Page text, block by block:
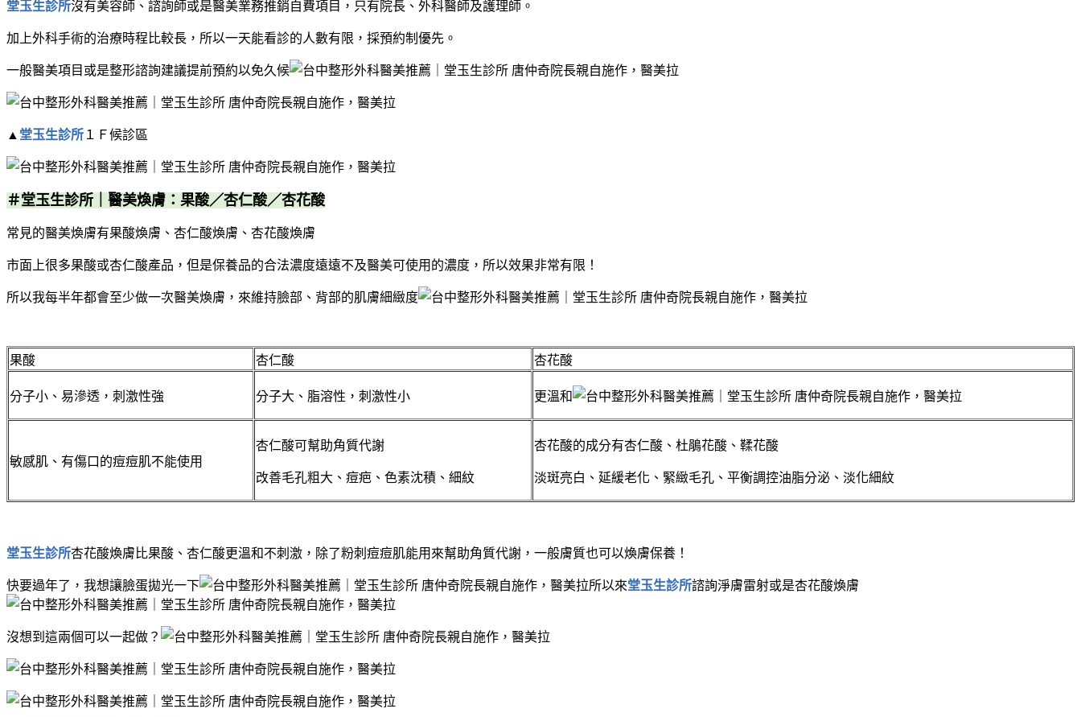
堂玉生診所沒有美容師、諮詢師或是醫美業務推銷自費項目，只有院長、外科醫師及護理師。
加上外科手術的治療時程比較長，所以一天能看診的人數有限，採預約制優先。
一般醫美項目或是整形諮詢建議提前預約以免久候
▲ 堂玉生診所 １Ｆ候診區
＃堂玉生診所｜醫美煥膚：果酸／杏仁酸／杏花酸
常見的醫美煥膚有果酸煥膚、杏仁酸煥膚、杏花酸煥膚
市面上很多果酸或杏仁酸產品，但是保養品的合法濃度遠遠不及醫美可使用的濃度，所以效果非常有限！
所以我每半年都會至少做一次醫美煥膚，來維持臉部、背部的肌膚細緻度
果酸 杏仁酸 杏花酸
分子小、易滲透，刺激性強 分子大、脂溶性，刺激性小 更溫和
敏感肌、有傷口的痘痘肌不能使用
杏仁酸可幫助角質代謝
改善毛孔粗大、痘疤、色素沈積、細紋
杏花酸的成分有杏仁酸、杜鵑花酸、鞣花酸
淡斑亮白、延緩老化、緊緻毛孔、平衡調控油脂分泌、淡化細紋
堂玉生診所杏花酸煥膚比果酸、杏仁酸更溫和不刺激，除了粉刺痘痘肌能用來幫助角質代謝，一般膚質也可以煥膚保養！
快要過年了，我想讓臉蛋拋光一下 所以來堂玉生診所諮詢淨膚雷射或是杏花酸煥膚
沒想到這兩個可以一起做？